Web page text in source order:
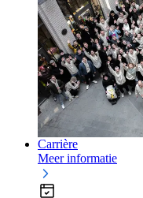
Carrière
Meer informatie